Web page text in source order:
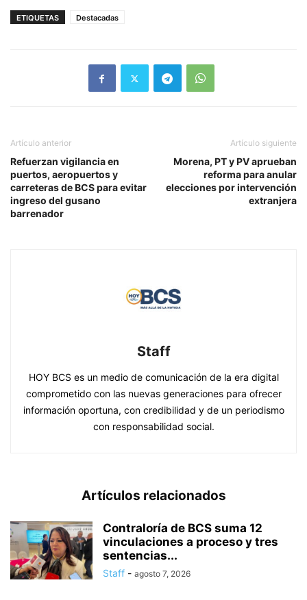
ETIQUETAS Destacadas
Artículo anterior
Refuerzan vigilancia en
puertos, aeropuertos y
carreteras de BCS para evitar
ingreso del gusano
barrenador
Artículo siguiente
Morena, PT y PV aprueban
reforma para anular
elecciones por intervención
extranjera
Staff
HOY BCS es un medio de comunicación de la era digital
comprometido con las nuevas generaciones para ofrecer
información oportuna, con credibilidad y de un periodismo
con responsabilidad social.
Artículos relacionados
Contraloría de BCS suma 12
vinculaciones a proceso y tres
sentencias...
Staff - agosto 7, 2026